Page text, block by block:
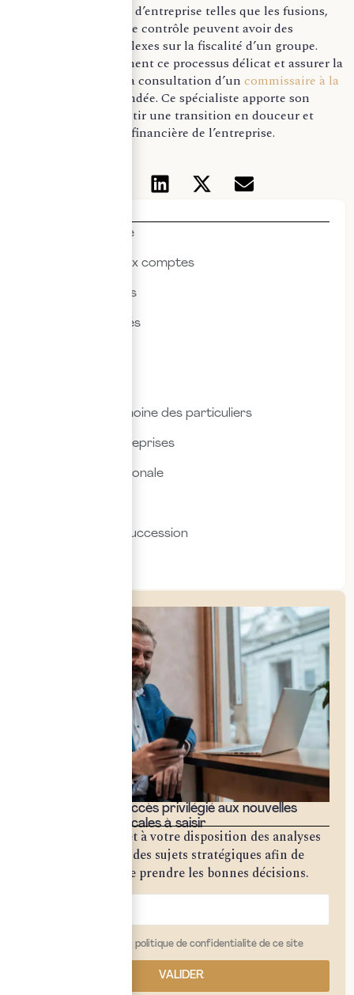
Actualités & veille
Commissariat aux comptes
Droit des affaires
Droit des sociétés
Fiscalité & patrimoine des particuliers
Fiscalité des entreprises
Fiscalité internationale
Transmission & succession
Bénéficiez d'un accès privilégié aux nouvelles
opportunités fiscales à saisir
Notre cabinet met à votre disposition des analyses
approfondies sur des sujets stratégiques afin de
vous permettre de prendre les bonnes décisions.
j'ai lu et j'accepte la politique de confidentialité de ce site
VALIDER
Les restructurations d’entreprise telles que les fusions,
scissions ou prises de contrôle peuvent avoir des
conséquences complexes sur la fiscalité d’un groupe.
Pour gérer efficacement ce processus délicat et assurer la
conformité fiscale, la consultation d’un commissaire à la
est recommandée. Ce spécialiste apporte son
expertise pour garantir une transition en douceur et
préserver l’intégrité financière de l’entreprise.